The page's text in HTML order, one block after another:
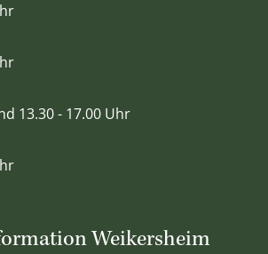
13.30 - 17.00 Uhr
Weikersheim